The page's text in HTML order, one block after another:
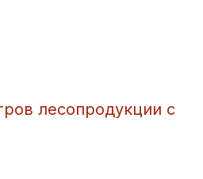
лесопродукции с